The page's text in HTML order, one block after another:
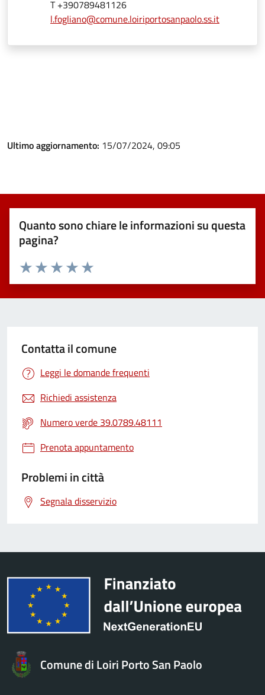
T +390789481126
l.fogliano@comune.loiriportosanpaolo.ss.it
Ultimo aggiornamento: 15/07/2024, 09:05
Quanto sono chiare le informazioni su questa
pagina?
Valuta 5 stelle su 5
Valuta 4 stelle su 5
Valuta 3 stelle su 5
Valuta 2 stelle su 5
Valuta 1 stelle su 5
Contatta il comune
Leggi le domande frequenti
Richiedi assistenza
Numero verde 39.0789.48111
Prenota appuntamento
Problemi in città
Segnala disservizio
Comune di Loiri Porto San Paolo